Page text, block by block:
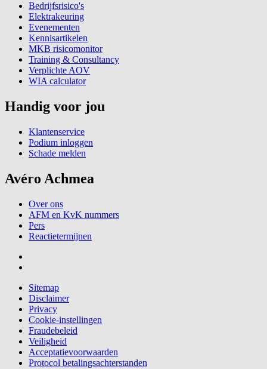
Bedrijfsrisico's
Elektrakeuring
Evenementen
Kennisartikelen
MKB risicomonitor
Training & Consultancy
Verplichte AOV
WIA calculator
Handig voor jou
Klantenservice
Podium inloggen
Schade melden
Avéro Achmea
Over ons
AFM en KvK nummers
Pers
Reactietermijnen
Sitemap
Disclaimer
Privacy
Cookie-instellingen
Fraudebeleid
Veiligheid
Acceptatievoorwaarden
Protocol betalingsachterstanden